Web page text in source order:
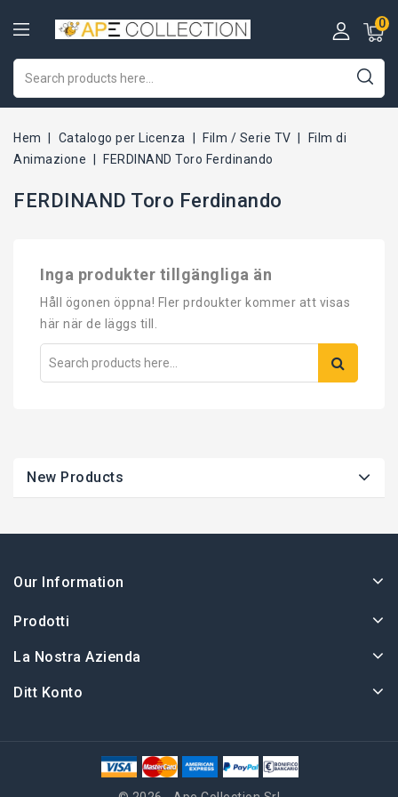
0
Hem Catalogo per Licenza Film / Serie TV
Film di
Animazione
FERDINAND Toro Ferdinando
FERDINAND Toro Ferdinando
Inga produkter tillgängliga än
Håll ögonen öppna! Fler prdoukter kommer att visas
här när de läggs till.
New Products
Our Information
Prodotti
La Nostra Azienda
Ditt Konto